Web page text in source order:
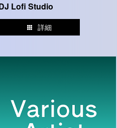
Lofi Studio
詳細